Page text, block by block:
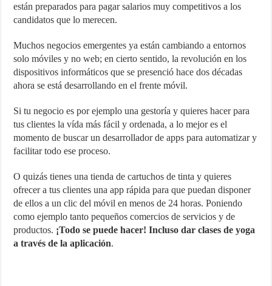
están preparados para pagar salarios muy competitivos a los
candidatos que lo merecen.
Muchos negocios emergentes ya están cambiando a entornos
solo móviles y no web; en cierto sentido, la revolución en los
dispositivos informáticos que se presenció hace dos décadas
ahora se está desarrollando en el frente móvil.
Si tu negocio es por ejemplo una gestoría y quieres hacer para
tus clientes la vída más fácil y ordenada, a lo mejor es el
momento de buscar un desarrollador de apps para automatizar y
facilitar todo ese proceso.
O quizás tienes una tienda de cartuchos de tinta y quieres
ofrecer a tus clientes una app rápida para que puedan disponer
de ellos a un clic del móvil en menos de 24 horas. Poniendo
como ejemplo tanto pequeños comercios de servicios y de
productos. ¡Todo se puede hacer! Incluso dar clases de yoga
a través de la aplicación.